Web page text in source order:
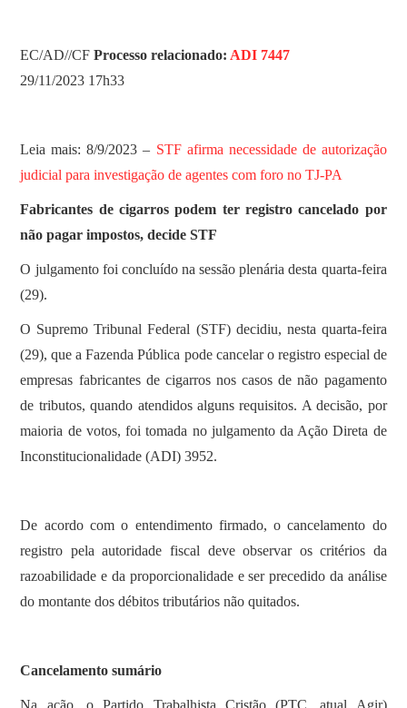
EC/AD//CFProcesso relacionado: ADI 7447
29/11/2023 17h33
Leia mais: 8/9/2023 – STF afirma necessidade de autorização
judicial para investigação de agentes com foro no TJ-PA
Fabricantes de cigarros podem ter registro cancelado por
não pagar impostos, decide STF
O julgamento foi concluído na sessão plenária desta quarta-feira
(29).
O Supremo Tribunal Federal (STF) decidiu, nesta quarta-feira
(29), que a Fazenda Pública pode cancelar o registro especial de
empresas fabricantes de cigarros nos casos de não pagamento
de tributos, quando atendidos alguns requisitos. A decisão, por
maioria de votos, foi tomada no julgamento da Ação Direta de
Inconstitucionalidade (ADI) 3952.
De acordo com o entendimento firmado, o cancelamento do
registro pela autoridade fiscal deve observar os critérios da
razoabilidade e da proporcionalidade e ser precedido da análise
do montante dos débitos tributários não quitados.
Cancelamento sumário
Na ação, o Partido Trabalhista Cristão (PTC, atual Agir)